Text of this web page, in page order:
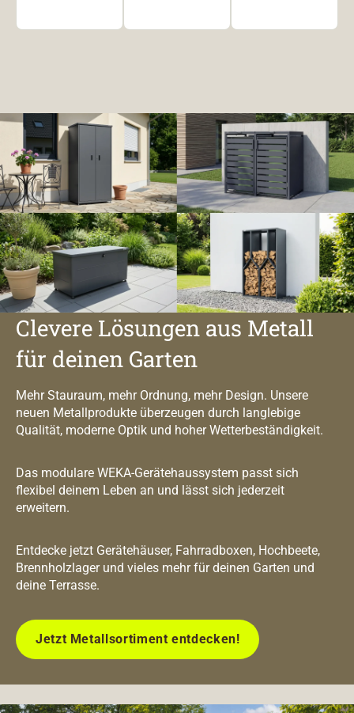
Clevere Lösungen aus Metall
für deinen Garten
Mehr Stauraum, mehr Ordnung, mehr Design. Unsere
neuen Metallprodukte überzeugen durch langlebige
Qualität, moderne Optik und hoher Wetterbeständigkeit.
Das modulare WEKA-Gerätehaussystem passt sich
flexibel deinem Leben an und lässt sich jederzeit
erweitern.
Entdecke jetzt Gerätehäuser, Fahrradboxen, Hochbeete,
Brennholzlager und vieles mehr für deinen Garten und
deine Terrasse.
Jetzt Metallsortiment entdecken!